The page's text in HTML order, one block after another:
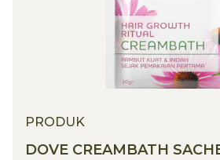
PRODUK
DOVE CREAMBATH